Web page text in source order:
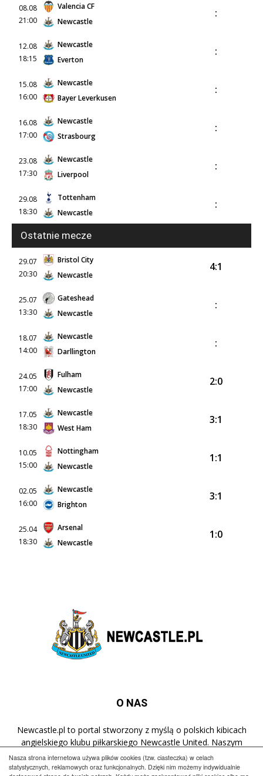
Nasza strona internetowa używa plików cookies (tzw. ciasteczka) w celach
statystycznych, reklamowych oraz funkcjonalnych. Dzięki nim możemy indywidualnie
08.08
21:00
Valencia CF
Newcastle
:
12.08
18:15
Newcastle
Everton
:
15.08
16:00
Newcastle
Bayer Leverkusen
:
16.08
17:00
Newcastle
Strasbourg
:
23.08
17:30
Newcastle
Liverpool
:
29.08
18:30
Tottenham
Newcastle
:
Ostatnie mecze
29.07
20:30
Bristol City
Newcastle
4:1
25.07
13:30
Gateshead
Newcastle
:
18.07
14:00
Newcastle
Darllington
:
24.05
17:00
Fulham
Newcastle
2:0
17.05
18:30
Newcastle
West Ham
3:1
10.05
15:00
Nottingham
Newcastle
1:1
02.05
16:00
Newcastle
Brighton
3:1
25.04
18:30
Arsenal
Newcastle
1:0
O NAS
Newcastle.pl to portal stworzony z myślą o polskich kibicach
angielskiego klubu piłkarskiego Newcastle United. Naszym
celem jest popularyzacja klubu w Polsce oraz dostarczanie
najnowszych informacji dotyczących zespołu z St James' Park.